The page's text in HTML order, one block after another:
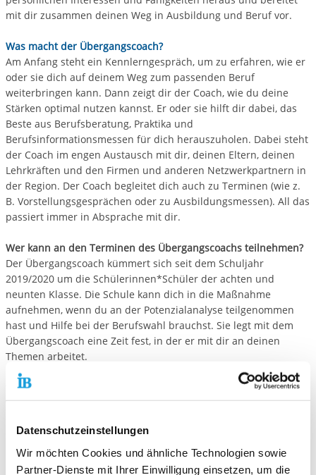
Datenschutzeinstellungen
Wir möchten Cookies und ähnliche Technologien sowie
Partner-Dienste mit Ihrer Einwilligung einsetzen, um die
mit dir zusammen deinen Weg in Ausbildung und Beruf vor.
Was macht der Übergangscoach?
Am Anfang steht ein Kennlerngespräch, um zu erfahren, wie er
oder sie dich auf deinem Weg zum passenden Beruf
weiterbringen kann. Dann zeigt dir der Coach, wie du deine
Stärken optimal nutzen kannst. Er oder sie hilft dir dabei, das
Beste aus Berufsberatung, Praktika und
Berufsinformationsmessen für dich herauszuholen. Dabei steht
der Coach im engen Austausch mit dir, deinen Eltern, deinen
Lehrkräften und den Firmen und anderen Netzwerkpartnern in
der Region. Der Coach begleitet dich auch zu Terminen (wie z.
B. Vorstellungsgesprächen oder zu Ausbildungsmessen). All das
passiert immer in Absprache mit dir.
Wer kann an den Terminen des Übergangscoachs teilnehmen?
Der Übergangscoach kümmert sich seit dem Schuljahr
2019/2020 um die Schülerinnen*Schüler der achten und
neunten Klasse. Die Schule kann dich in die Maßnahme
aufnehmen, wenn du an der Potenzialanalyse teilgenommen
hast und Hilfe bei der Berufswahl brauchst. Sie legt mit dem
Übergangscoach eine Zeit fest, in der er mit dir an deinen
Themen arbeitet.
Falls du bereits ein Teil der Maßnahme bist und dich sicher
fühlst, was die Bewerbung (o. ä.) anbelangt oder du ganz genau
weißt, welchen (realistischen) Beruf du ergreifen wirst – dann
Coachs nicht mehr benötigst.
Ist dein Interesse geweckt?